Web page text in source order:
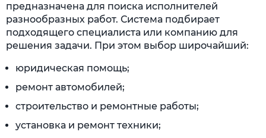
предназначена для поиска исполнителей
разнообразных работ. Система подбирает
подходящего специалиста или компанию для
решения задачи. При этом выбор широчайший:
юридическая помощь;
ремонт автомобилей;
строительство и ремонтные работы;
установка и ремонт техники;